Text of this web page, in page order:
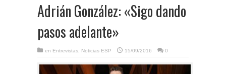
Adrián González: «Sigo dando
pasos adelante»
en Entrevistas Noticias ESP 15/09/2016 0